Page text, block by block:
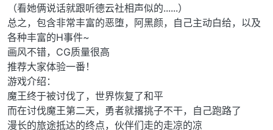
（看她俩说话就跟听德云社相声似的......）
总之，包含非常丰富的恶堕，阿黑颜，自己主动白给，以及
各种丰富的H事件~
画风不错，CG质量很高
推荐大家体验一番！
游戏介绍：
魔王终于被讨伐了，世界恢复了和平
而在讨伐魔王第二天，勇者就撂挑子不干，自己跑路了
漫长的旅途抵达的终点，伙伴们走的走凉的凉